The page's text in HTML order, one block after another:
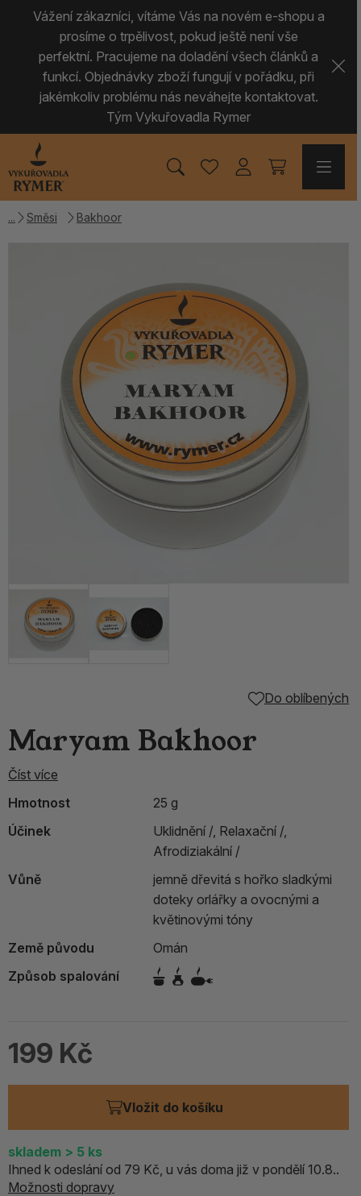
Vážení zákazníci, vítáme Vás na novém e-shopu a
prosíme o trpělivost, pokud ještě není vše
perfektní. Pracujeme na doladění všech článků a
funkcí. Objednávky zboží fungují v pořádku, při
jakémkoliv problému nás neváhejte kontaktovat.
Tým Vykuřovadla Rymer
Směsi Bakhoor
Do oblíbených
Maryam Bakhoor
Číst více
Hmotnost
25 g
Účinek
Uklidnění /, Relaxační /,
Afrodiziakální /
Vůně
jemně dřevitá s hořko sladkými
doteky orlářky a ovocnými a
květinovými tóny
Země původu
Omán
Způsob spalování
199 Kč
Vložit do košíku
skladem > 5 ks
Ihned k odeslání od 79 Kč, u vás doma již v pondělí 10.8..
Možnosti dopravy